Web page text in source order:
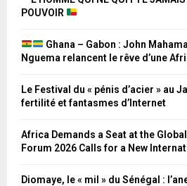
POUVOIR
Ghana – Gabon : John
Nguema relancent le rêve d’une
Le Festival du « pénis d’acier » au
fertilité et fantasmes d’Internet
Africa Demands a Seat at the Global
Forum 2026 Calls for a New
Diomaye, le « mil » du Sénégal :